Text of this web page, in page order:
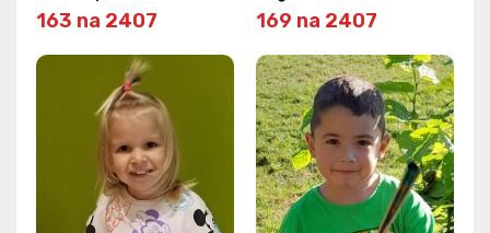
163 na 2407 169 na 2407